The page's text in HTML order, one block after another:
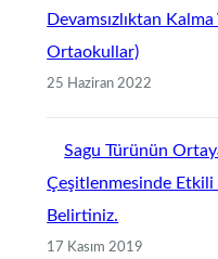
Devamsızlıktan
Ortaokullar)
25 Haziran 2022
Sagu Türünün
Çeşitlenmesinde Etkili
Belirtiniz.
17 Kasım 2019